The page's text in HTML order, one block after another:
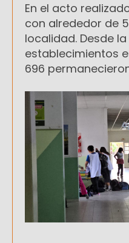
En el acto
con alrededor de
localidad. Desde
establecimientos
696